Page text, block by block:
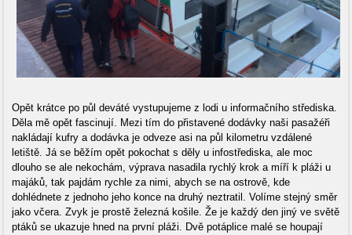
Opět krátce po půl deváté vystupujeme z lodi u informačního střediska.
Děla mě opět fascinují. Mezi tím do přistavené dodávky naši pasažéři
nakládají kufry a dodávka je odveze asi na půl kilometru vzdálené
letiště. Já se běžím opět pokochat s děly u infostřediska, ale moc
dlouho se ale nekochám, výprava nasadila rychlý krok a míří k pláži u
majáků, tak pajdám rychle za nimi, abych se na ostrově, kde
dohlédnete z jednoho jeho konce na druhý neztratil. Volíme stejný směr
jako včera. Zvyk je prostě železná košile. Že je každý den jiný ve světě
ptáků se ukazuje hned na první pláži. Dvě potáplice malé se houpají